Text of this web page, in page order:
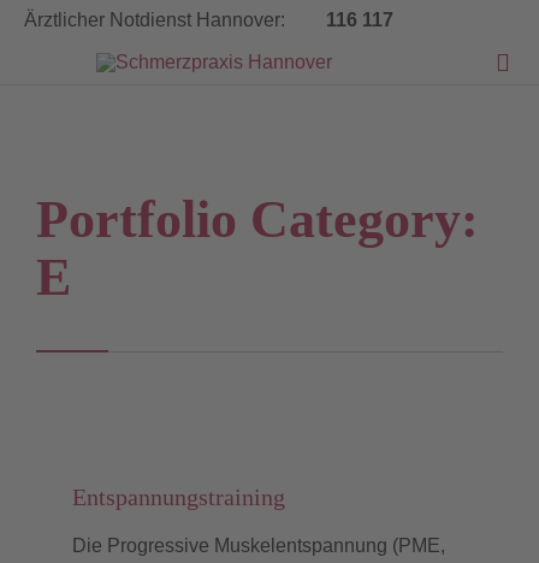
Ärztlicher Notdienst Hannover: 116 117

Portfolio Category:
E
Entspannungstraining
Die Progressive Muskelentspannung (PME,